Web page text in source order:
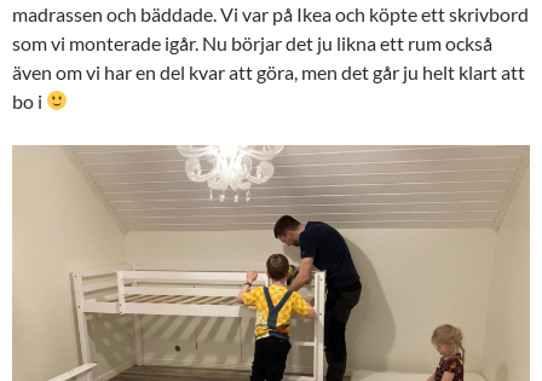
madrassen och bäddade. Vi var på Ikea och köpte ett skrivbord
som vi monterade igår. Nu börjar det ju likna ett rum också
även om vi har en del kvar att göra, men det går ju helt klart att
bo i